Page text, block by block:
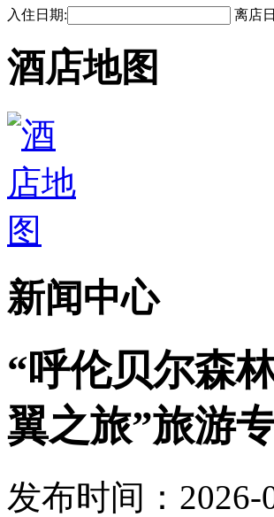
入住日期: 离店
酒店地图
新闻中心
“呼伦贝尔森
翼之旅”旅游
发布时间：2026-